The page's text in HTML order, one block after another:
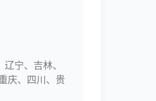
宁、吉林、
庆、四川、贵